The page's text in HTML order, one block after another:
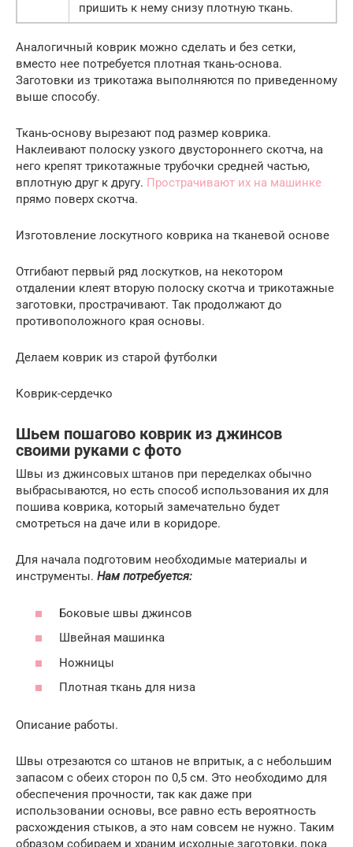
пришить к нему снизу плотную ткань.
Аналогичный коврик можно сделать и без сетки,
вместо нее потребуется плотная ткань-основа.
Заготовки из трикотажа выполняются по приведенному
выше способу.
Ткань-основу вырезают под размер коврика.
Наклеивают полоску узкого двустороннего скотча, на
него крепят трикотажные трубочки средней частью,
вплотную друг к другу. Прострачивают их на машинке
прямо поверх скотча.
Изготовление лоскутного коврика на тканевой основе
Отгибают первый ряд лоскутков, на некотором
отдалении клеят вторую полоску скотча и трикотажные
заготовки, прострачивают. Так продолжают до
противоположного края основы.
Делаем коврик из старой футболки
Коврик-сердечко
Шьем пошагово коврик из джинсов
своими руками с фото
Швы из джинсовых штанов при переделках обычно
выбрасываются, но есть способ использования их для
пошива коврика, который замечательно будет
смотреться на даче или в коридоре.
Для начала подготовим необходимые материалы и
инструменты. Нам потребуется:
Боковые швы джинсов
Швейная машинка
Ножницы
Плотная ткань для низа
Описание работы.
Швы отрезаются со штанов не впритык, а с небольшим
запасом с обеих сторон по 0,5 см. Это необходимо для
обеспечения прочности, так как даже при
использовании основы, все равно есть вероятность
расхождения стыков, а это нам совсем не нужно. Таким
образом собираем и храним исходные заготовки, пока